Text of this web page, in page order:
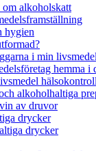
om alkoholskatt
hygien
i min
hemma i
alkoholhaltiga
av druvor
drycker
drycker